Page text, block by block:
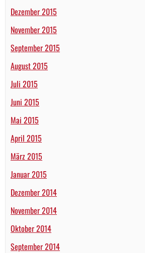
Dezember 2015
November 2015
September 2015
August 2015
Juli 2015
Juni 2015
Mai 2015
April 2015
März 2015
Januar 2015
Dezember 2014
November 2014
Oktober 2014
September 2014